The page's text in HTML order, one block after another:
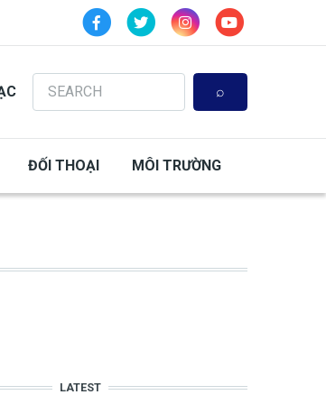
Search
ĐỐI THOẠI MÔI TRƯỜNG
LATEST